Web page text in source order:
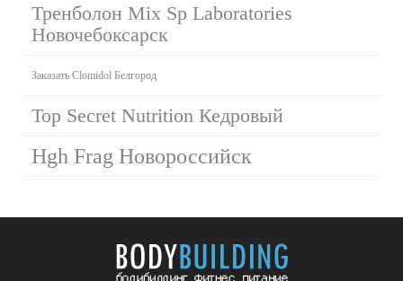
Тренболон Mix Sp Laboratories
Новочебоксарск
Заказать Clomidol Белгород
Top Secret Nutrition Кедровый
Hgh Frag Новороссийск